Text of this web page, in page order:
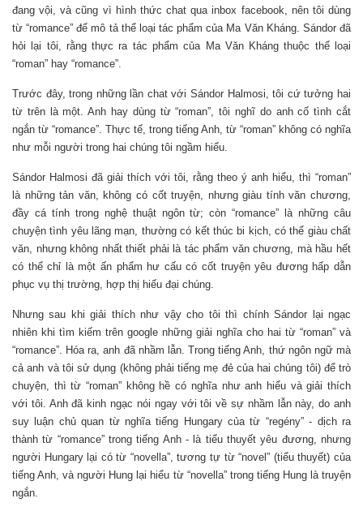
đang vội, và cũng vì hình thức chat qua inbox facebook, nên tôi dùng
từ “romance” để mô tả thể loại tác phẩm của Ma Văn Kháng. Sándor đã
hỏi lại tôi, rằng thực ra tác phẩm của Ma Văn Kháng thuộc thể loại
“roman” hay “romance”.
Trước đây, trong những lần chat với Sándor Halmosi, tôi cứ tưởng hai
từ trên là một. Anh hay dùng từ “roman”, tôi nghĩ do anh cố tình cắt
ngắn từ “romance”. Thực tế, trong tiếng Anh, từ “roman” không có nghĩa
như mỗi người trong hai chúng tôi ngầm hiểu.
Sándor Halmosi đã giải thích với tôi, rằng theo ý anh hiểu, thì “roman”
là những tản văn, không có cốt truyện, nhưng giàu tính văn chương,
đầy cá tính trong nghệ thuật ngôn từ; còn “romance” là những câu
chuyện tình yêu lãng mạn, thường có kết thúc bi kịch, có thể giàu chất
văn, nhưng không nhất thiết phải là tác phẩm văn chương, mà hầu hết
có thể chỉ là một ấn phẩm hư cấu có cốt truyện yêu đương hấp dẫn
phục vụ thị trường, hợp thị hiếu đại chúng.
Nhưng sau khi giải thích như vậy cho tôi thì chính Sándor lại ngạc
nhiên khi tìm kiếm trên google những giải nghĩa cho hai từ “roman” và
“romance”. Hóa ra, anh đã nhầm lẫn. Trong tiếng Anh, thứ ngôn ngữ mà
cả anh và tôi sử dụng (không phải tiếng mẹ đẻ của hai chúng tôi) để trò
chuyện, thì từ “roman” không hề có nghĩa như anh hiểu và giải thích
với tôi. Anh đã kinh ngạc nói ngay với tôi về sự nhầm lẫn này, do anh
suy luận chủ quan từ nghĩa tiếng Hungary của từ “regény” - dịch ra
thành từ “romance” trong tiếng Anh - là tiểu thuyết yêu đương, nhưng
người Hungary lại có từ “novella”, tương tự từ “novel” (tiểu thuyết) của
tiếng Anh, và người Hung lại hiểu từ “novella” trong tiếng Hung là truyện
ngắn.